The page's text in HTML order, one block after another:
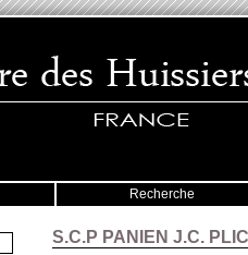
Recherche
S.C.P PANIEN J.C.